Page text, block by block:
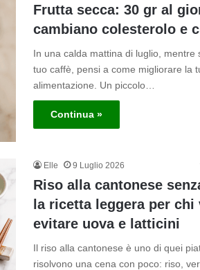
Frutta secca: 30 gr al
cambiano colesterolo e
In una calda mattina di luglio, mentre
tuo caffè, pensi a come migliorare la
alimentazione. Un piccolo…
Continua »
Elle 9 Luglio 2026
Riso alla cantonese
la ricetta leggera per chi
evitare uova e latticini
Il riso alla cantonese è uno di quei
risolvono una cena con poco: riso,